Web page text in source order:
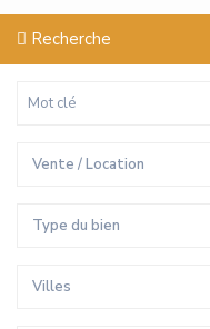
Recherche
Vente / Location
Type du bien
Villes